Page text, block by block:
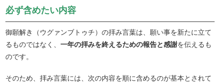
必ず含めたい内容
御願解き（ウグァンブトゥチ）の拝み言葉は、願い事を新たに立て
るものではなく、一年の拝みを終えるための報告と感謝を伝えるも
のです。
そのため、拝み言葉には、次の内容を順に含めるのが基本とされて